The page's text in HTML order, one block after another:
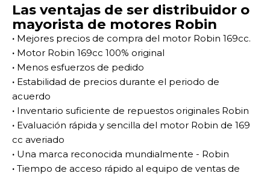
Las ventajas de ser distribuidor o
mayorista de motores Robin
· Mejores precios de compra del motor Robin 169cc.
· Motor Robin 169cc 100% original
· Menos esfuerzos de pedido
· Estabilidad de precios durante el periodo de
acuerdo
· Inventario suficiente de repuestos originales Robin
· Evaluación rápida y sencilla del motor Robin de 169
cc averiado
· Una marca reconocida mundialmente - Robin
· Tiempo de acceso rápido al equipo de ventas de